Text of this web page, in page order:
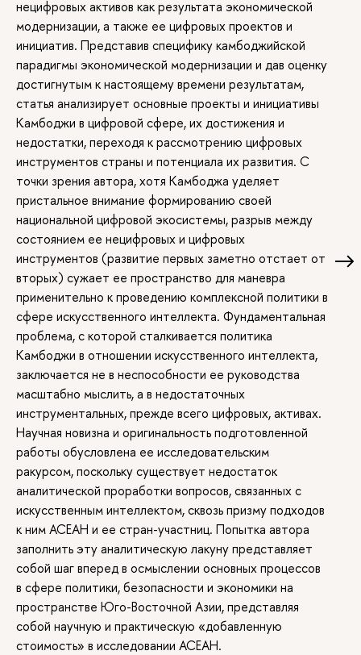
нецифровых активов как результата экономической
модернизации, а также ее цифровых проектов и
инициатив. Представив специфику камбоджийской
парадигмы экономической модернизации и дав оценку
достигнутым к настоящему времени результатам,
статья анализирует основные проекты и инициативы
Камбоджи в цифровой сфере, их достижения и
недостатки, переходя к рассмотрению цифровых
инструментов страны и потенциала их развития. С
точки зрения автора, хотя Камбоджа уделяет
пристальное внимание формированию своей
национальной цифровой экосистемы, разрыв между
состоянием ее нецифровых и цифровых
инструментов (развитие первых заметно отстает от
вторых) сужает ее пространство для маневра
применительно к проведению комплексной политики в
сфере искусственного интеллекта. Фундаментальная
проблема, с которой сталкивается политика
Камбоджи в отношении искусственного интеллекта,
заключается не в неспособности ее руководства
масштабно мыслить, а в недостаточных
инструментальных, прежде всего цифровых, активах.
Научная новизна и оригинальность подготовленной
работы обусловлена ее исследовательским
ракурсом, поскольку существует недостаток
аналитической проработки вопросов, связанных с
искусственным интеллектом, сквозь призму подходов
к ним АСЕАН и ее стран-участниц. Попытка автора
заполнить эту аналитическую лакуну представляет
собой шаг вперед в осмыслении основных процессов
в сфере политики, безопасности и экономики на
пространстве Юго-Восточной Азии, представляя
собой научную и практическую «добавленную
стоимость» в исследовании АСЕАН.